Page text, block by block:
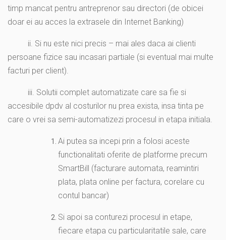
timp mancat pentru antreprenor sau directori (de obicei
doar ei au acces la extrasele din Internet Banking)
ii. Si nu este nici precis – mai ales daca ai clienti
persoane fizice sau incasari partiale (si eventual mai multe
facturi per client).
iii. Solutii complet automatizate care sa fie si
accesibile dpdv al costurilor nu prea exista, insa tinta pe
care o vrei sa semi-automatizezi procesul in etapa initiala.
Ai putea sa incepi prin a folosi aceste
functionalitati oferite de platforme precum
SmartBill (facturare automata, reamintiri
plata, plata online per factura, corelare cu
contul bancar)
Si apoi sa conturezi procesul in etape,
fiecare etapa cu particularitatile sale, care